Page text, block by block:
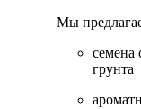
Мы
семена
грунта